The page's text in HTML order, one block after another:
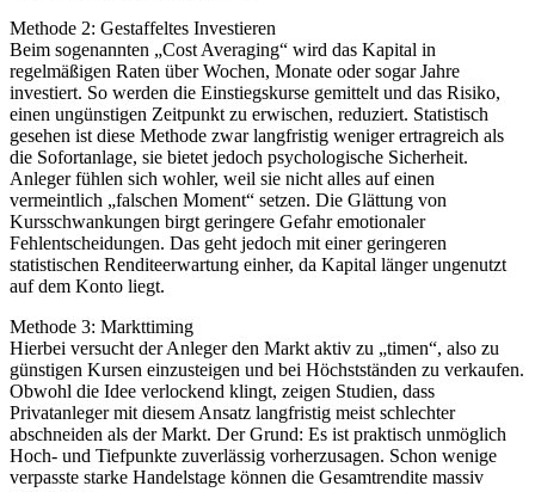
Methode 2: Gestaffeltes Investieren
Beim sogenannten „Cost Averaging“ wird das Kapital in
regelmäßigen Raten über Wochen, Monate oder sogar Jahre
investiert. So werden die Einstiegskurse gemittelt und das Risiko,
einen ungünstigen Zeitpunkt zu erwischen, reduziert. Statistisch
gesehen ist diese Methode zwar langfristig weniger ertragreich als
die Sofortanlage, sie bietet jedoch psychologische Sicherheit.
Anleger fühlen sich wohler, weil sie nicht alles auf einen
vermeintlich „falschen Moment“ setzen. Die Glättung von
Kursschwankungen birgt geringere Gefahr emotionaler
Fehlentscheidungen. Das geht jedoch mit einer geringeren
statistischen Renditeerwartung einher, da Kapital länger ungenutzt
auf dem Konto liegt.
Methode 3: Markttiming
Hierbei versucht der Anleger den Markt aktiv zu „timen“, also zu
günstigen Kursen einzusteigen und bei Höchstständen zu verkaufen.
Obwohl die Idee verlockend klingt, zeigen Studien, dass
Privatanleger mit diesem Ansatz langfristig meist schlechter
abschneiden als der Markt. Der Grund: Es ist praktisch unmöglich
Hoch- und Tiefpunkte zuverlässig vorherzusagen. Schon wenige
verpasste starke Handelstage können die Gesamtrendite massiv